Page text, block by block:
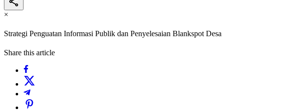
×
Strategi Penguatan Informasi Publik dan Penyelesaian Blankspot Desa
Share this article